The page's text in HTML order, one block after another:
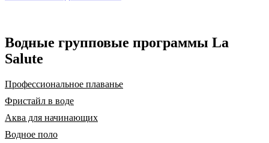
Водные групповые программы La
Salute
Профессиональное плаванье
Фристайл в воде
Аква для начинающих
Водное поло